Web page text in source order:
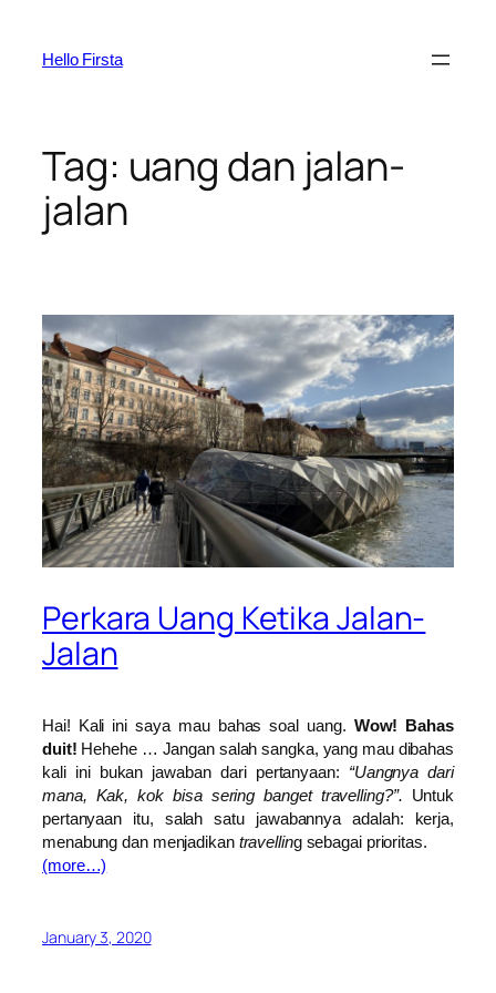
content
Hello Firsta
Tag: uang dan jalan-
jalan
Perkara Uang Ketika Jalan-
Jalan
Hai! Kali ini saya mau bahas soal uang. Wow! Bahas
duit! Hehehe … Jangan salah sangka, yang mau dibahas
kali ini bukan jawaban dari pertanyaan: “Uangnya dari
mana, Kak, kok bisa sering banget travelling?”. Untuk
pertanyaan itu, salah satu jawabannya adalah: kerja,
menabung dan menjadikan travelling sebagai prioritas.
(more…)
January 3, 2020